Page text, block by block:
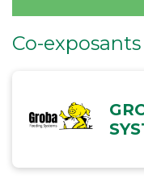
Co-exposants